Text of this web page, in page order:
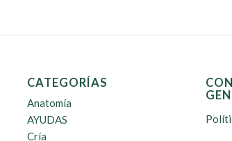
CATEGORÍAS
Anatomía
AYUDAS
Cría